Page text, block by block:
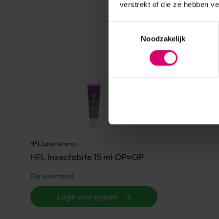
verstrekt of die ze hebben
Noodzakelijk
HFL Laboratories
HFL Insectobite 15 ml OP=OP
Op voorraad
Login voor prijzen